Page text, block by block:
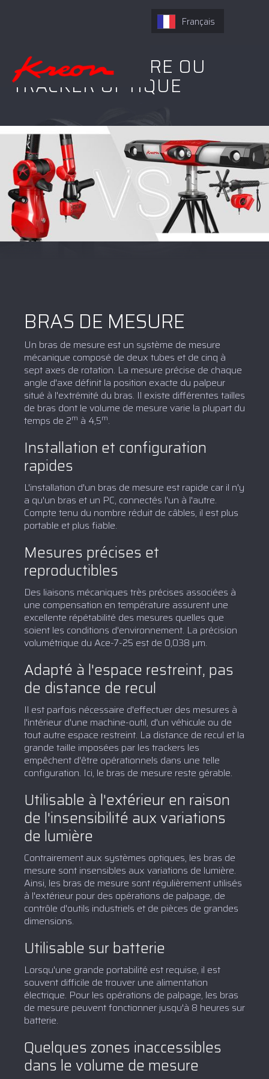
BRAS DE MESURE OU
TRACKER OPTIQUE
BRAS DE MESURE
Un bras de mesure est un système de mesure
mécanique composé de deux tubes et de cinq à
sept axes de rotation. La mesure précise de chaque
angle d'axe définit la position exacte du palpeur
situé à l'extrémité du bras. Il existe différentes tailles
de bras dont le volume de mesure varie la plupart du
temps de 2m à 4,5m.
Installation et configuration
rapides
L'installation d'un bras de mesure est rapide car il n'y
a qu'un bras et un PC, connectés l'un à l'autre.
Compte tenu du nombre réduit de câbles, il est plus
portable et plus fiable.
Mesures précises et
reproductibles
Des liaisons mécaniques très précises associées à
une compensation en température assurent une
excellente répétabilité des mesures quelles que
soient les conditions d'environnement. La précision
volumétrique du Ace-7-25 est de 0,038 µm.
Adapté à l'espace restreint, pas
de distance de recul
Il est parfois nécessaire d'effectuer des mesures à
l'intérieur d'une machine-outil, d'un véhicule ou de
tout autre espace restreint. La distance de recul et la
grande taille imposées par les trackers les
empêchent d'être opérationnels dans une telle
configuration. Ici, le bras de mesure reste gérable.
Utilisable à l'extérieur en raison
de l'insensibilité aux variations
de lumière
Contrairement aux systèmes optiques, les bras de
mesure sont insensibles aux variations de lumière.
Ainsi, les bras de mesure sont régulièrement utilisés
à l'extérieur pour des opérations de palpage, de
contrôle d'outils industriels et de pièces de grandes
dimensions.
Utilisable sur batterie
Lorsqu'une grande portabilité est requise, il est
souvent difficile de trouver une alimentation
électrique. Pour les opérations de palpage, les bras
de mesure peuvent fonctionner jusqu'à 8 heures sur
batterie.
Quelques zones inaccessibles
dans le volume de mesure
Français